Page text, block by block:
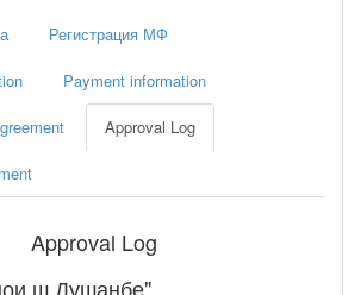
Регистрация МФ
Payment information
Approval Log
Approval Log
ш.Душанбе"